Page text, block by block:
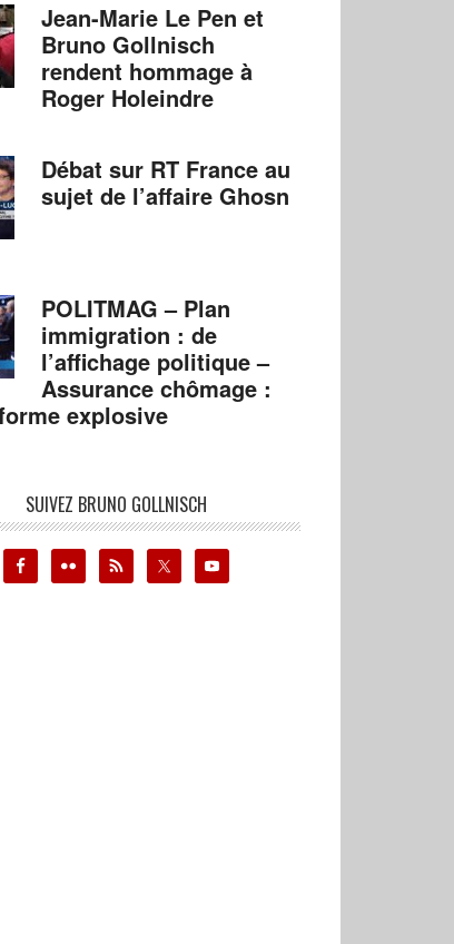
Jean-Marie Le Pen et
Bruno Gollnisch
rendent hommage à
Roger Holeindre
Débat sur RT France au
sujet de l’affaire Ghosn
POLITMAG – Plan
immigration : de
l’affichage politique –
Assurance chômage :
explosive
SUIVEZ BRUNO GOLLNISCH